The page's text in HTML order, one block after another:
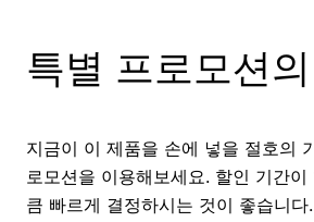
특별 프로모션
지금이 이 제품을 손에 넣을 절호의
로모션을 이용해보세요. 할인 기간
큼 빠르게 결정하시는 것이 좋습니다.